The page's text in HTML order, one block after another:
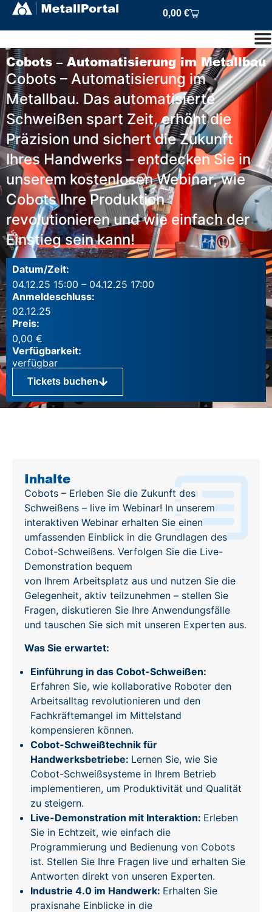
0,00 €
Cobots – Automatisierung im Metallbau
Cobots – Automatisierung im
Metallbau. Das automatisierte
Schweißen spart Zeit, erhöht die
Präzision und sichert die Zukunft
Ihres Handwerks – entdecken Sie in
unserem kostenlosen Webinar, wie
Cobots Ihre Produktion
revolutionieren und wie einfach der
Einstieg sein kann!
Datum/Zeit:
04.12.25 15:00 – 04.12.25 17:00
Anmeldeschluss:
02.12.25
Preis:
0,00 €
Verfügbarkeit:
Tickets buchen
Inhalte
Cobots – Erleben Sie die Zukunft des
Schweißens – live im Webinar! In unserem
interaktiven Webinar erhalten Sie einen
umfassenden Einblick in die Grundlagen des
Cobot-Schweißens. Verfolgen Sie die Live-
Demonstration bequem
von Ihrem Arbeitsplatz aus und nutzen Sie die
Gelegenheit, aktiv teilzunehmen – stellen Sie
Fragen, diskutieren Sie Ihre Anwendungsfälle
und tauschen Sie sich mit unseren Experten aus.
Was Sie erwartet:
Einführung in das Cobot-Schweißen:
Erfahren Sie, wie kollaborative Roboter den
Arbeitsalltag revolutionieren und den
Fachkräftemangel im Mittelstand
kompensieren können.
Cobot-Schweißtechnik für
Handwerksbetriebe: Lernen Sie, wie Sie
Cobot-Schweißsysteme in Ihrem Betrieb
implementieren, um Produktivität und Qualität
zu steigern.
Live-Demonstration mit Interaktion: Erleben
Sie in Echtzeit, wie einfach die
Programmierung und Bedienung von Cobots
ist. Stellen Sie Ihre Fragen live und erhalten Sie
Antworten direkt von unseren Experten.
Industrie 4.0 im Handwerk: Erhalten Sie
praxisnahe Einblicke in die